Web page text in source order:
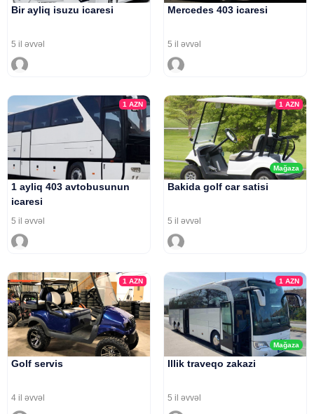
Bir ayliq isuzu icaresi
5 il əvvəl
Mercedes 403 icaresi
5 il əvvəl
1AZN
1 ayliq 403 avtobusunun
icaresi
5 il əvvəl
Mağaza
1 AZN
Bakida golf car satisi
5 il əvvəl
1AZN
Golf servis
4 il əvvəl
Mağaza
1 AZN
Illik traveqo zakazi
5 il əvvəl